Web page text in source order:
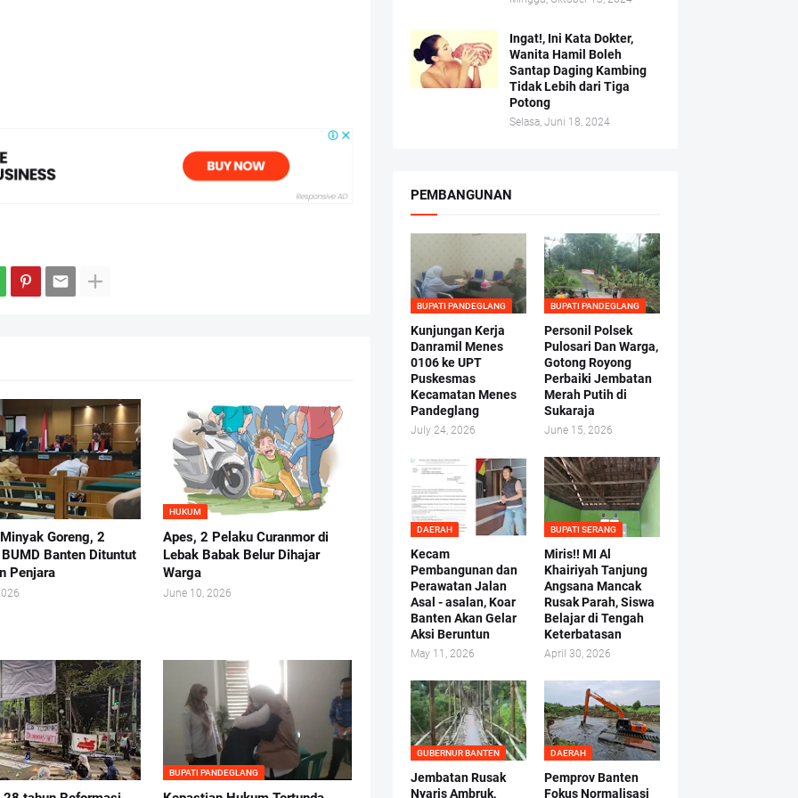
Goreng, 2
Banten Dituntut
Penjara
HUKUM
Apes, 2 Pelaku Curanmor di
Lebak Babak Belur Dihajar
Warga
June 10, 2026
BUPATI PANDEGLANG
Ingat!, Ini Kata Dokter,
Wanita Hamil Boleh
Santap Daging Kambing
Tidak Lebih dari Tiga
Potong
Selasa, Juni 18, 2024
PEMBANGUNAN
BUPATI PANDEGLANG
Kunjungan Kerja
Danramil Menes
0106 ke UPT
Puskesmas
Kecamatan Menes
Pandeglang
July 24, 2026
BUPATI PANDEGLANG
Personil Polsek
Pulosari Dan Warga,
Gotong Royong
Perbaiki Jembatan
Merah Putih di
Sukaraja
June 15, 2026
DAERAH
Kecam
Pembangunan dan
Perawatan Jalan
Asal - asalan, Koar
Banten Akan Gelar
Aksi Beruntun
May 11, 2026
BUPATI SERANG
Miris!! MI Al
Khairiyah Tanjung
Angsana Mancak
Rusak Parah, Siswa
Belajar di Tengah
Keterbatasan
April 30, 2026
GUBERNUR BANTEN
Jembatan Rusak
Nyaris Ambruk,
DAERAH
Pemprov Banten
Fokus Normalisasi